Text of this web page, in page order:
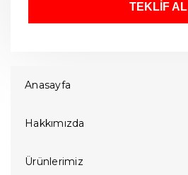
TEKLİF AL
Anasayfa
Hakkımızda
Ürünlerimiz